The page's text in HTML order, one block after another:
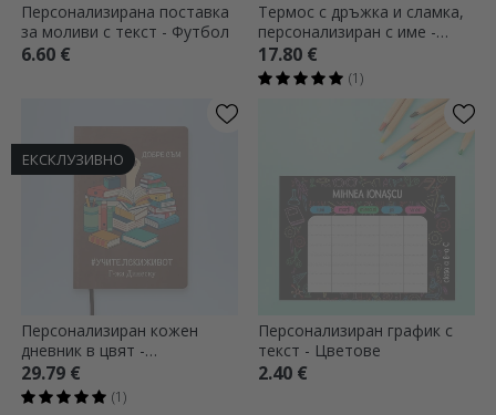
Персонализирана поставка
за моливи с текст - Футбол
6.60 €
Термос с дръжка и сламка,
персонализиран с име -
модел динозавър
17.80 €
(1)
ЕКСКЛУЗИВНО
Персонализиран кожен
дневник в цвят -
#TEACHERLIFE
29.79 €
(1)
Персонализиран график с
текст - Цветове
2.40 €